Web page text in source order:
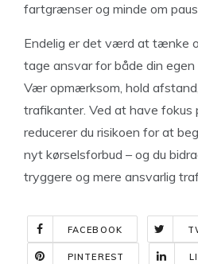
fartgrænser og minde om
Endelig er det værd at tænke
tage ansvar for både din egen
Vær opmærksom, hold
trafikanter. Ved at have fokus
reducerer du risikoen for at
nyt kørselsforbud – og du
tryggere og mere ansvarlig
FACEBOOK
PINTEREST